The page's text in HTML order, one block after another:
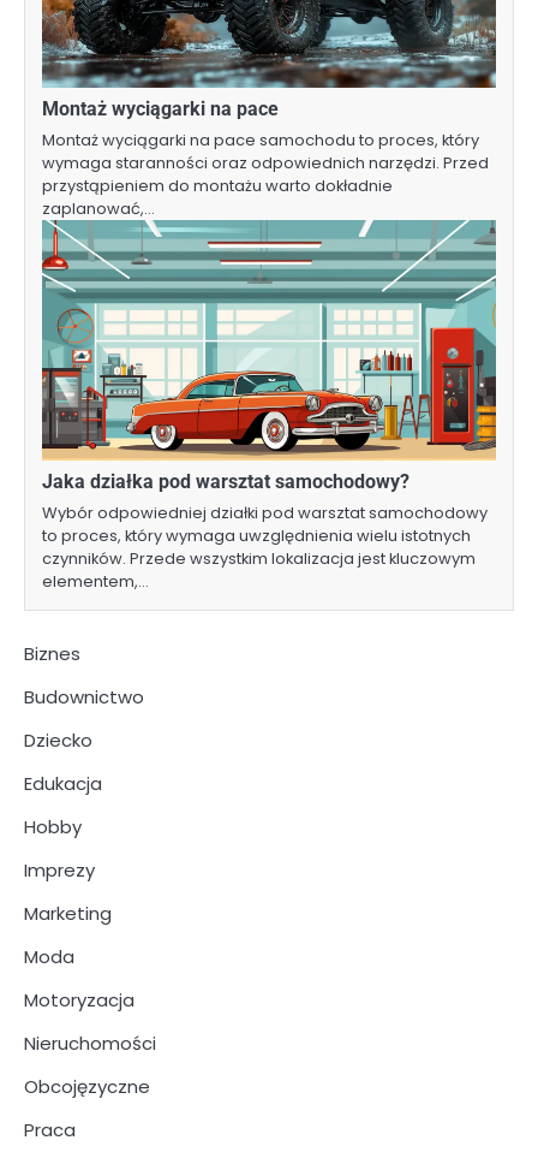
Montaż wyciągarki na pace
Montaż wyciągarki na pace samochodu to proces, który
wymaga staranności oraz odpowiednich narzędzi. Przed
przystąpieniem do montażu warto dokładnie
zaplanować,…
Jaka działka pod warsztat samochodowy?
Wybór odpowiedniej działki pod warsztat samochodowy
to proces, który wymaga uwzględnienia wielu istotnych
czynników. Przede wszystkim lokalizacja jest kluczowym
elementem,…
Biznes
Budownictwo
Dziecko
Edukacja
Hobby
Imprezy
Marketing
Moda
Motoryzacja
Nieruchomości
Obcojęzyczne
Praca